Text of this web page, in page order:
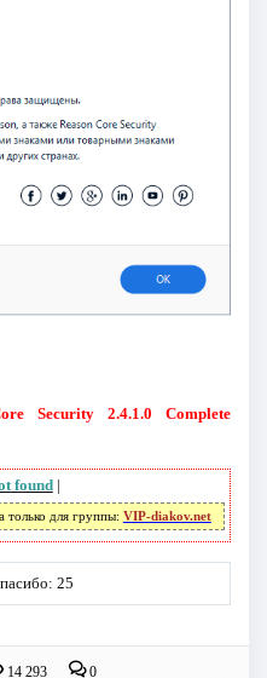
Security 2.4.1.0 Complete
found|
только для группы: VIP-diakov.net
25
14 293 0